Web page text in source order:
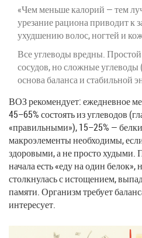
«Чем меньше калорий — тем
урезание рациона приводит к
ухудшению волос, ногтей и
Все углеводы вредны.
сосудов, но сложные углеводы
основа баланса и стабильной
ВОЗ рекомендует: ежедневное
45–65% состоять из углеводов
«правильными»), 15–25% —
макроэлементы необходимы,
здоровыми, а не просто худыми.
начала есть «еду на один белок»,
столкнулась с истощением,
памяти. Организм требует
интересует.